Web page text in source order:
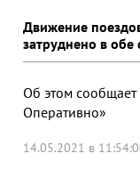
Движение
затруднено в обе
Об этом сообщает
Оперативно»
14.05.2021 в